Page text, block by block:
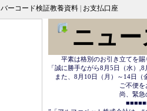
バーコード検証教養資料
お支払口座
ニュ
平素は格別のお引き立てを賜
「誠に勝手ながら8月5日（水）
また、8月10日（月）～14日（
ご不便をおかけ致しま
尚、緊急の場合は
■■■■■■＜＜     応援